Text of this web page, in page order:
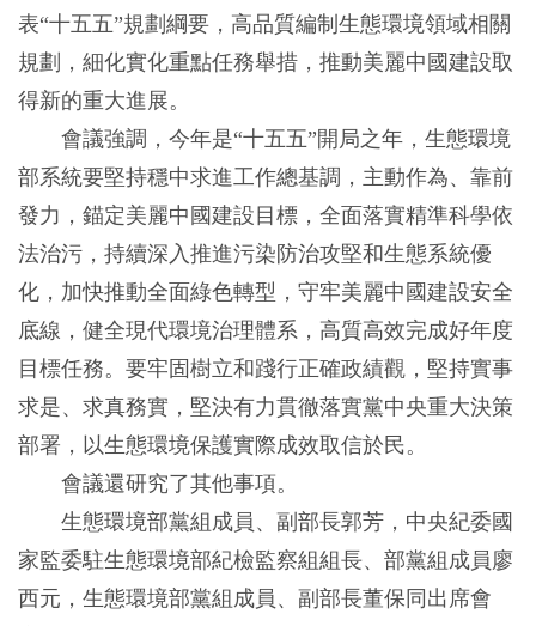
表“十五五”規劃綱要，高品質編制生態環境領域相關
規劃，細化實化重點任務舉措，推動美麗中國建設取
得新的重大進展。
會議強調，今年是“十五五”開局之年，生態環境
部系統要堅持穩中求進工作總基調，主動作為、靠前
發力，錨定美麗中國建設目標，全面落實精準科學依
法治污，持續深入推進污染防治攻堅和生態系統優
化，加快推動全面綠色轉型，守牢美麗中國建設安全
底線，健全現代環境治理體系，高質高效完成好年度
目標任務。要牢固樹立和踐行正確政績觀，堅持實事
求是、求真務實，堅決有力貫徹落實黨中央重大決策
部署，以生態環境保護實際成效取信於民。
會議還研究了其他事項。
生態環境部黨組成員、副部長郭芳，中央紀委國
家監委駐生態環境部紀檢監察組組長、部黨組成員廖
西元，生態環境部黨組成員、副部長董保同出席會